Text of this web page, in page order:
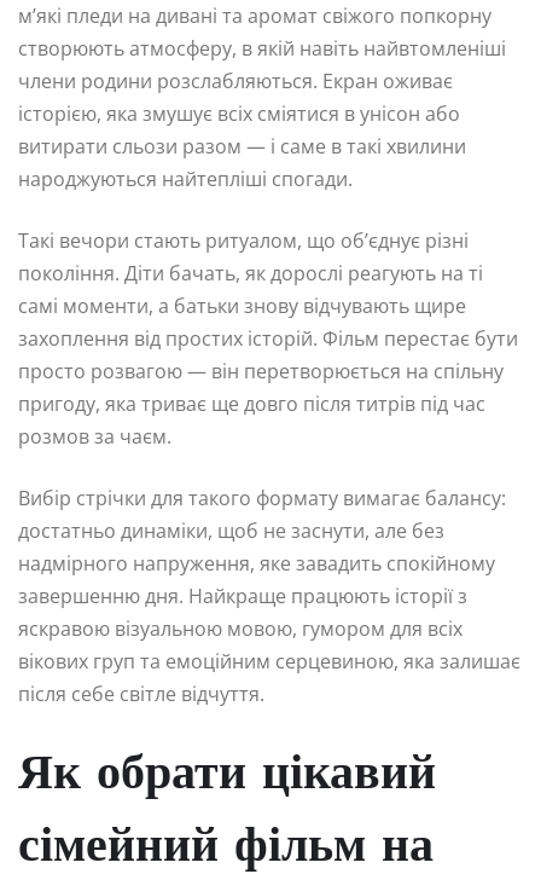
м’які пледи на дивані та аромат свіжого попкорну
створюють атмосферу, в якій навіть найвтомленіші
члени родини розслабляються. Екран оживає
історією, яка змушує всіх сміятися в унісон або
витирати сльози разом — і саме в такі хвилини
народжуються найтепліші спогади.
Такі вечори стають ритуалом, що об’єднує різні
покоління. Діти бачать, як дорослі реагують на ті
самі моменти, а батьки знову відчувають щире
захоплення від простих історій. Фільм перестає бути
просто розвагою — він перетворюється на спільну
пригоду, яка триває ще довго після титрів під час
розмов за чаєм.
Вибір стрічки для такого формату вимагає балансу:
достатньо динаміки, щоб не заснути, але без
надмірного напруження, яке завадить спокійному
завершенню дня. Найкраще працюють історії з
яскравою візуальною мовою, гумором для всіх
вікових груп та емоційним серцевиною, яка залишає
після себе світле відчуття.
Як обрати цікавий
сімейний фільм на